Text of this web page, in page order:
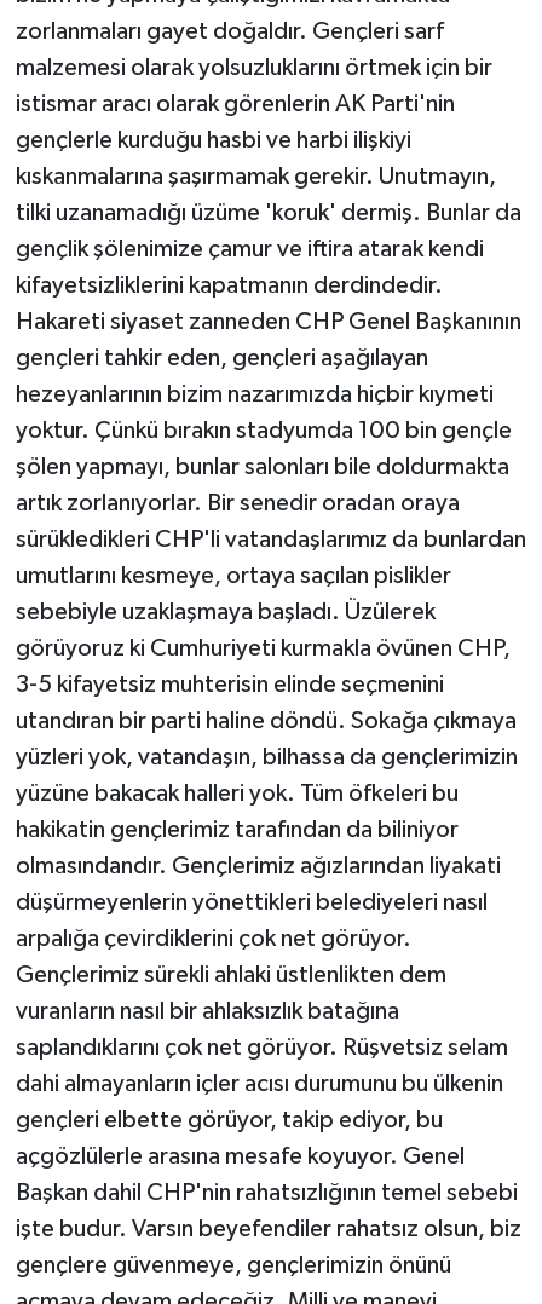
zorlanmaları gayet doğaldır. Gençleri sarf
malzemesi olarak yolsuzluklarını örtmek için bir
istismar aracı olarak görenlerin AK Parti'nin
gençlerle kurduğu hasbi ve harbi ilişkiyi
kıskanmalarına şaşırmamak gerekir. Unutmayın,
tilki uzanamadığı üzüme 'koruk' dermiş. Bunlar da
gençlik şölenimize çamur ve iftira atarak kendi
kifayetsizliklerini kapatmanın derdindedir.
Hakareti siyaset zanneden CHP Genel Başkanının
gençleri tahkir eden, gençleri aşağılayan
hezeyanlarının bizim nazarımızda hiçbir kıymeti
yoktur. Çünkü bırakın stadyumda 100 bin gençle
şölen yapmayı, bunlar salonları bile doldurmakta
artık zorlanıyorlar. Bir senedir oradan oraya
sürükledikleri CHP'li vatandaşlarımız da bunlardan
umutlarını kesmeye, ortaya saçılan pislikler
sebebiyle uzaklaşmaya başladı. Üzülerek
görüyoruz ki Cumhuriyeti kurmakla övünen CHP,
3-5 kifayetsiz muhterisin elinde seçmenini
utandıran bir parti haline döndü. Sokağa çıkmaya
yüzleri yok, vatandaşın, bilhassa da gençlerimizin
yüzüne bakacak halleri yok. Tüm öfkeleri bu
hakikatin gençlerimiz tarafından da biliniyor
olmasındandır. Gençlerimiz ağızlarından liyakati
düşürmeyenlerin yönettikleri belediyeleri nasıl
arpalığa çevirdiklerini çok net görüyor.
Gençlerimiz sürekli ahlaki üstlenlikten dem
vuranların nasıl bir ahlaksızlık batağına
saplandıklarını çok net görüyor. Rüşvetsiz selam
dahi almayanların içler acısı durumunu bu ülkenin
gençleri elbette görüyor, takip ediyor, bu
açgözlülerle arasına mesafe koyuyor. Genel
Başkan dahil CHP'nin rahatsızlığının temel sebebi
işte budur. Varsın beyefendiler rahatsız olsun, biz
gençlere güvenmeye, gençlerimizin önünü